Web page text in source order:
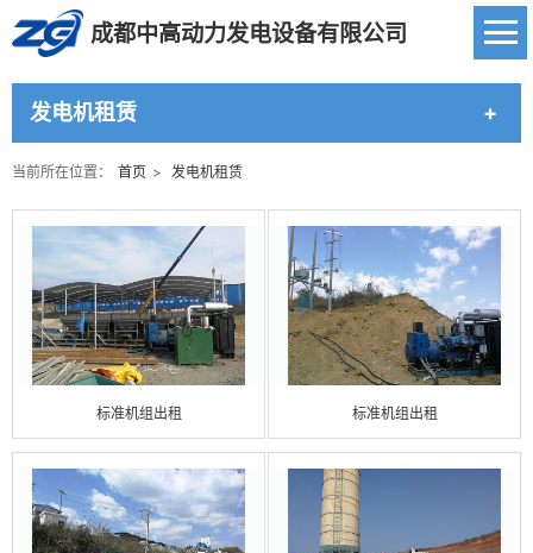
成都中高动力发电设备有限公司
发电机租赁
当前所在位置： 首页 > 发电机租赁
标准机组出租 标准机组出租